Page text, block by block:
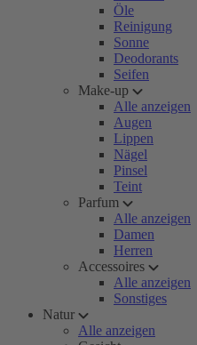
Öle
Reinigung
Sonne
Deodorants
Seifen
Make-up
Alle anzeigen
Augen
Lippen
Nägel
Pinsel
Teint
Parfum
Alle anzeigen
Damen
Herren
Accessoires
Alle anzeigen
Sonstiges
Natur
Alle anzeigen